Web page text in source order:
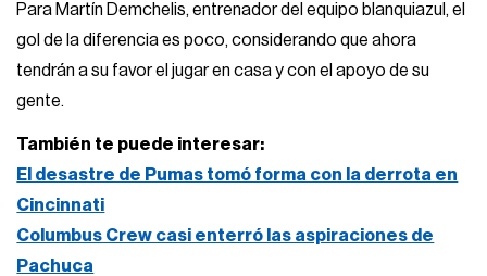
Para Martín Demchelis, entrenador del equipo blanquiazul, el
gol de la diferencia es poco, considerando que ahora
tendrán a su favor el jugar en casa y con el apoyo de su
gente.
También te puede interesar:
El desastre de Pumas tomó forma con la derrota en
Cincinnati
Columbus Crew casi enterró las aspiraciones de
Pachuca